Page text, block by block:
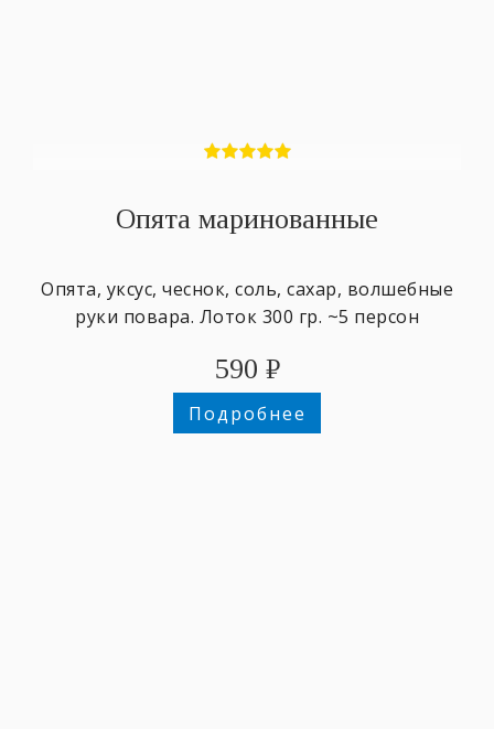
Опята маринованные
Опята, уксус, чеснок, соль, сахар, волшебные
руки повара. Лоток 300 гр. ~5 персон
590 ₽
Подробнее